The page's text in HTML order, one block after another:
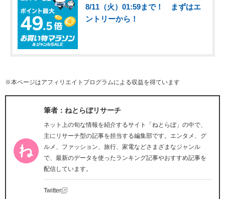
8/11（火）01:59まで！ まずはエ
ントリーから！
※本ページはアフィリエイトプログラムによる収益を得ています
筆者：ねとらぼリサーチ
ネット上の旬な情報を紹介するサイト「ねとらぼ」の中で、
主にリサーチ型の記事を担当する編集部です。エンタメ、グ
ルメ、ファッション、旅行、家電などさまざまなジャンル
で、最新のデータを使ったランキング記事やおすすめ記事を
配信しています。
Twitter